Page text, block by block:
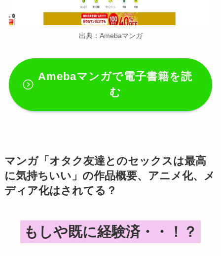
出典：Amebaマンガ
Amebaマンガで電子書籍を読
む
マンガ「 オタク友達とのセックスは最高
に気持ちいい 」の作品概要、アニメ化、メ
ディア化はされてる？
もしや既に経験済・・！？